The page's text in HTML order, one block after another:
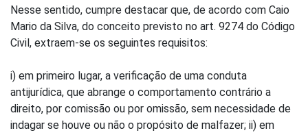
Nesse sentido, cumpre destacar que, de acordo com Caio
Mario da Silva, do conceito previsto no art. 9274 do Código
Civil, extraem-se os seguintes requisitos:
i) em primeiro lugar, a verificação de uma conduta
antijurídica, que abrange o comportamento contrário a
direito, por comissão ou por omissão, sem necessidade de
indagar se houve ou não o propósito de malfazer; ii) em